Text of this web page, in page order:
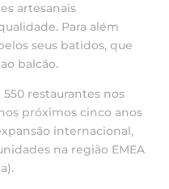
artesanais
Para além
seus batidos, que
balcão.
550 restaurantes nos
próximos cinco anos
internacional,
na região EMEA